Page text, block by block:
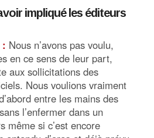
impliqué les éditeurs
Nous n’avons pas voulu,
en ce sens de leur part,
aux sollicitations des
Nous voulions vraiment
entre les mains des
l’enfermer dans un
même si c’est encore